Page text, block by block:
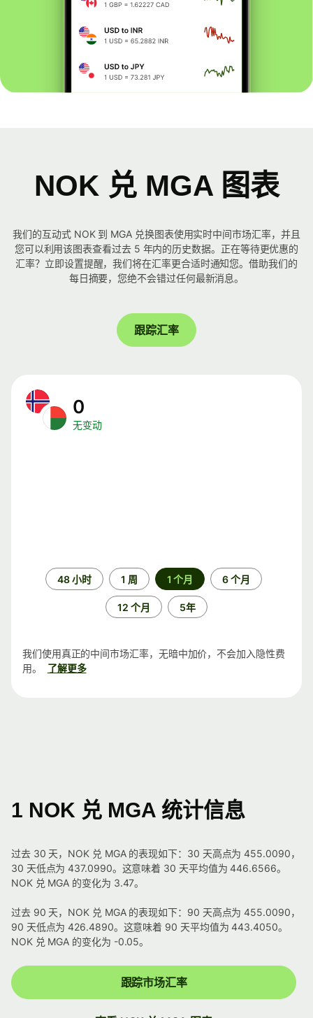
NOK 兑 MGA 图表
我们的互动式 NOK 到 MGA 兑换图表使用实时中间市场汇率，并且
您可以利用该图表查看过去 5 年内的历史数据。正在等待更优惠的
汇率？立即设置提醒，我们将在汇率更合适时通知您。借助我们的
每日摘要，您绝不会错过任何最新消息。
跟踪汇率
0
无变动
48 小时 1 周 1 个月 6 个月
12 个月 5年
我们使用真正的中间市场汇率，无暗中加价，不会加入隐性费
用。
了解更多
1 NOK 兑 MGA 统计信息
过去 30 天，NOK 兑 MGA 的表现如下：30 天高点为 455.0090，
30 天低点为 437.0990。这意味着 30 天平均值为 446.6566。
NOK 兑 MGA 的变化为 3.47。
过去 90 天，NOK 兑 MGA 的表现如下：90 天高点为 455.0090，
90 天低点为 426.4890。这意味着 90 天平均值为 443.4050。
NOK 兑 MGA 的变化为 -0.05。
跟踪市场汇率